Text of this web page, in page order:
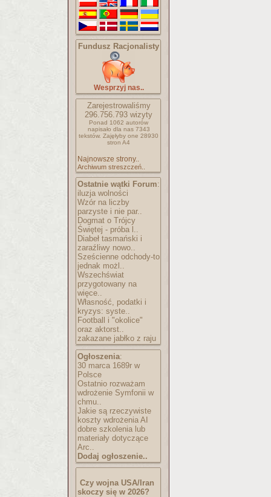
Fundusz Racjonalisty
Wesprzyj nas..
Zarejestrowaliśmy
296.756.793 wizyty
Ponad 1062 autorów
napisało dla nas 7343
tekstów. Zajęłyby one 28930
stron A4
Najnowsze strony..
Archiwum streszczeń..
Ostatnie wątki Forum:
iluzja wolności
Wzór na liczby
parzyste i nie par..
Dogmat o Trójcy
Świętej - próba l..
Diabeł tasmański i
zaraźliwy nowo..
Sześcienne odchody-to
jednak możl..
Wszechświat
przygotowany na
więce..
Własność, podatki i
kryzys: syste..
Football i "okolice"
oraz aktorst..
zakazane jabłko z raju
Ogłoszenia:
30 marca 1689r w
Polsce
Ostatnio rozważam
wdrożenie Symfonii w
chmu..
Jakie są rzeczywiste
koszty wdrożenia AI
dobre szkolenia lub
materiały dotyczące
Arc..
Dodaj ogłoszenie..
Czy wojna USA/Iran
skoczy się w 2026?